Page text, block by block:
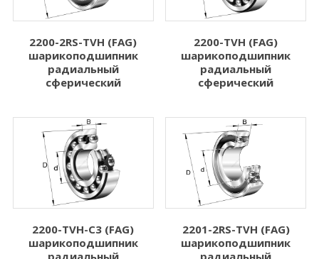
2200-2RS-TVH (FAG)
шарикоподшипник
радиальный
сферический
2200-TVH (FAG)
шарикоподшипник
радиальный
сферический
2200-TVH-C3 (FAG)
шарикоподшипник
радиальный
2201-2RS-TVH (FAG)
шарикоподшипник
радиальный